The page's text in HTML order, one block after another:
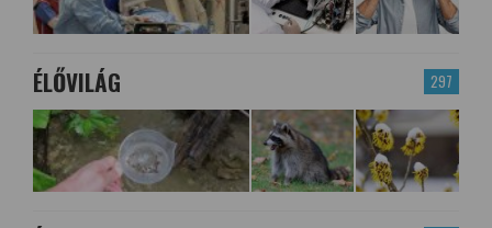
297
ÉLŐVILÁG